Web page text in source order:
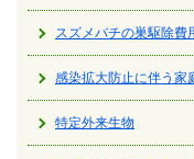
スズメバチの巣駆除費
感染拡大防止に伴う家
特定外来生物